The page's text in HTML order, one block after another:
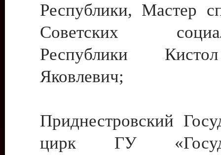
Республики, Мастер
Советских
Республики
Яковлевич;
Приднестровский
цирк ГУ